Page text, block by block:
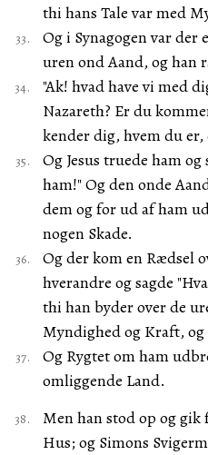
thi hans Tale var med
Og i Synagogen var der
uren ond Aand, og han
"Ak! hvad have vi med
Nazareth? Er du
kender dig, hvem du
Og Jesus truede ham
ham!" Og den onde
dem og for ud af ham
nogen Skade.
Og der kom en Rædsel
hverandre og sagde
thi han byder over de
Myndighed og Kraft, og
Og Rygtet om ham
omliggende Land.
Men han stod op og gik
Hus; og Simons